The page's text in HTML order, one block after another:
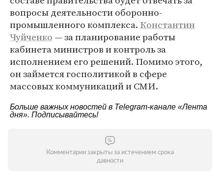
вопросы деятельности оборонно-
промышленного комплекса. Константин
Чуйченко — за планирование работы
кабинета министров и контроль за
исполнением его решений. Помимо этого,
он займется госполитикой в сфере
массовых коммуникаций и СМИ.
Больше важных новостей в Telegram-канале «Лента
дня». Подписывайтесь!
Комментарии закрыты за истечением срока
давности